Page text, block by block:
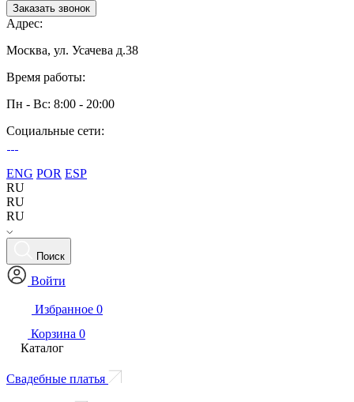
Заказать звонок
Адрес:
Москва, ул. Усачева д.38
Время работы:
Пн - Вс: 8:00 - 20:00
Социальные сети:
ENG POR ESP
RU
RU
RU
Поиск
Войти
Избранное 0
Корзина 0
Каталог
Свадебные платья